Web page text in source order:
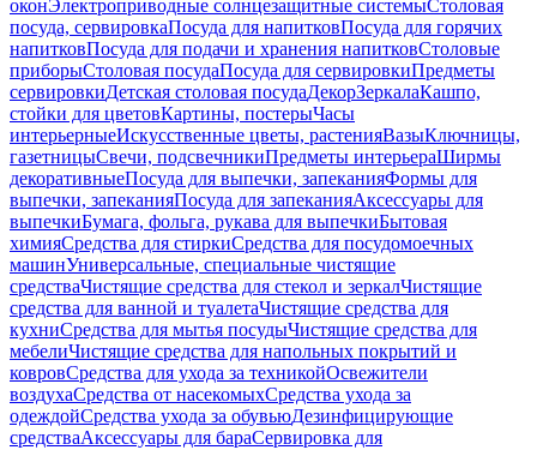
оконЭлектроприводные солнцезащитные системыСтоловая
посуда, сервировкаПосуда для напитковПосуда для горячих
напитковПосуда для подачи и хранения напитковСтоловые
приборыСтоловая посудаПосуда для сервировкиПредметы
сервировкиДетская столовая посудаДекорЗеркалаКашпо,
стойки для цветовКартины, постерыЧасы
интерьерныеИскусственные цветы, растенияВазыКлючницы,
газетницыСвечи, подсвечникиПредметы интерьераШирмы
декоративныеПосуда для выпечки, запеканияФормы для
выпечки, запеканияПосуда для запеканияАксессуары для
выпечкиБумага, фольга, рукава для выпечкиБытовая
химияСредства для стиркиСредства для посудомоечных
машинУниверсальные, специальные чистящие
средстваЧистящие средства для стекол и зеркалЧистящие
средства для ванной и туалетаЧистящие средства для
кухниСредства для мытья посудыЧистящие средства для
мебелиЧистящие средства для напольных покрытий и
ковровСредства для ухода за техникойОсвежители
воздухаСредства от насекомыхСредства ухода за
одеждойСредства ухода за обувьюДезинфицирующие
средстваАксессуары для бараСервировка для